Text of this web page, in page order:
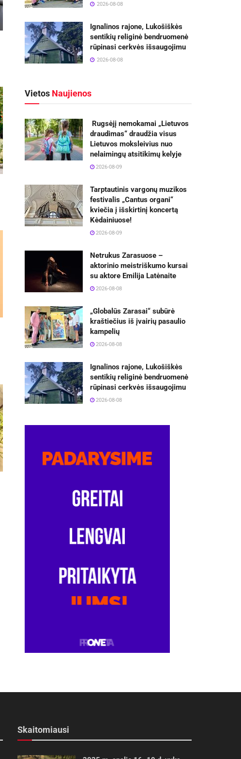
2026-08-08
Ignalinos rajone, Lukošiškės
sentikių religinė bendruomenė
rūpinasi cerkvės išsaugojimu
2026-08-08
Vietos Naujienos
Rugsėjį nemokamai „Lietuvos
draudimas“ draudžia visus
Lietuvos moksleivius nuo
nelaimingų atsitikimų kelyje
2026-08-09
Tarptautinis vargonų muzikos
festivalis „Cantus organi“
kviečia į išskirtinį koncertą
Kėdainiuose!
2026-08-09
Netrukus Zarasuose –
aktorinio meistriškumo kursai
su aktore Emilija Latėnaite
2026-08-08
„Globalūs Zarasai“ subūrė
kraštiečius iš įvairių pasaulio
kampelių
2026-08-08
Ignalinos rajone, Lukošiškės
sentikių religinė bendruomenė
rūpinasi cerkvės išsaugojimu
2026-08-08
Skaitomiausi